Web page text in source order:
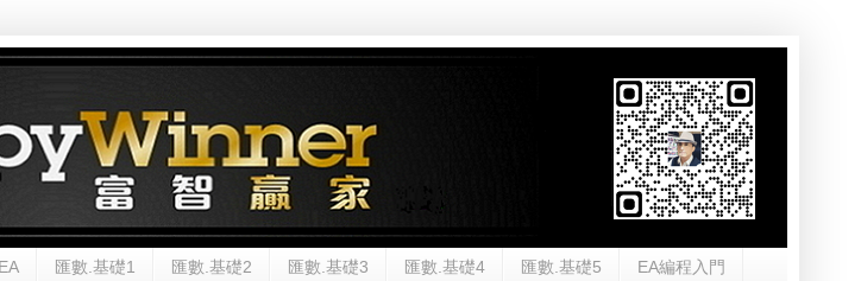
匯數.基礎1 匯數.基礎2 匯數.基礎3 匯數.基礎4 匯數.基礎5 EA編程入門